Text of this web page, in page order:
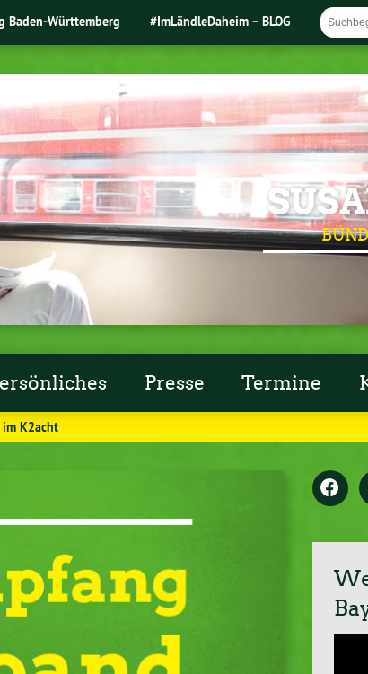
Baden-Württemberg #ImLändleDaheim – BLOG
Presse Termine
im K2acht